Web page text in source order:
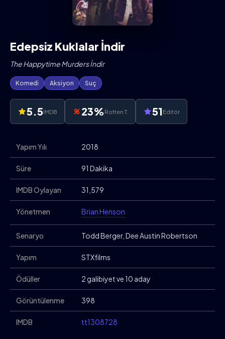
Edepsiz Kuklalar İndir
The Happytime Murders İndir
Komedi Aksiyon Suç
5.5IMDB 23%Rotten T. 51 Editör
Yapım Yılı 2018
Süre 91 Dakika
IMDB Oylayan 31,579
Yönetmen Brian Henson
Senaryo Todd Berger, Dee Austin Robertson
Yapım STXfilms
Ödüller 2 galibiyet ve 10 aday
Görüntülenme 398
IMDB tt1308728